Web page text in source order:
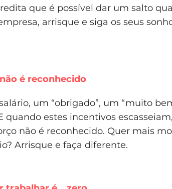
que é possível dar um salto
arrisque e siga os seus
é reconhecido
um “obrigado”, um “muito
quando estes incentivos
não é reconhecido. Quer mais
Arrisque e faça diferente.